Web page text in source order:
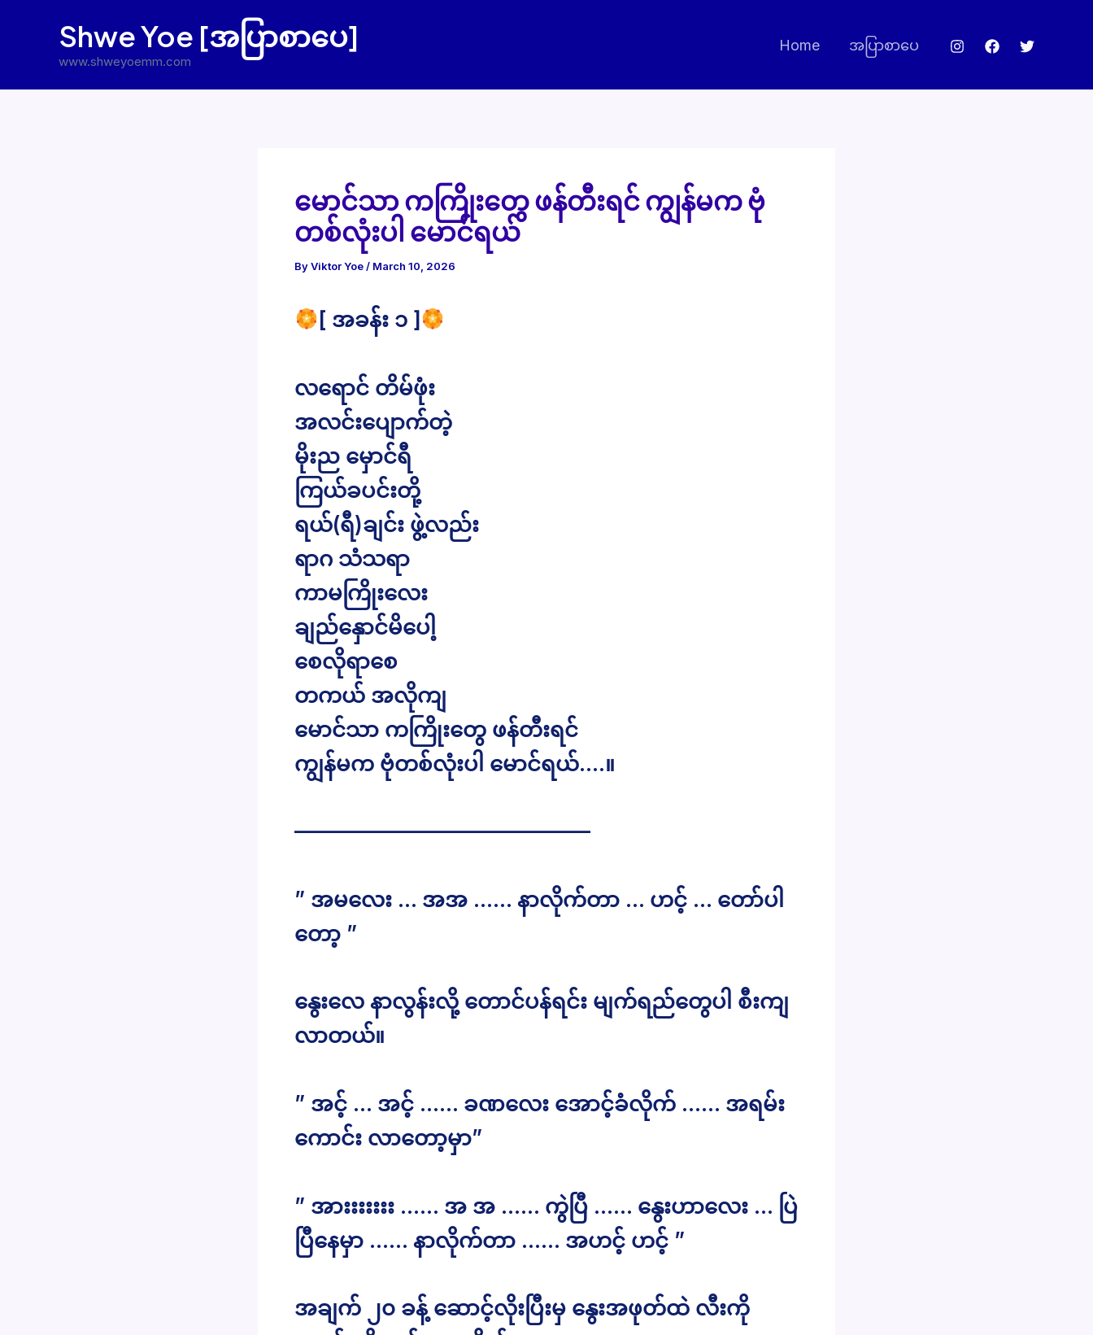
Shwe Yoe [အပြာစာပေ]
www.shweyoemm.com
Home အပြာစာပေ
မောင်သာ ကကြိုးတွေ ဖန်တီးရင် ကျွန်မက ဗုံ
တစ်လုံးပါ မောင်ရယ်
ByViktor Yoe/ March 10, 2026
[ အခန်း ၁ ]
လရောင် တိမ်ဖုံး
အလင်းပျောက်တဲ့
မိုးည မှောင်ရီ
ကြယ်ခပင်းတို့
ရယ်(ရီ)ချင်း ဖွဲ့လည်း
ရာဂ သံသရာ
ကာမကြိုးလေး
ချည်နှောင်မိပေါ့
စေလိုရာစေ
တကယ် အလိုကျ
မောင်သာ ကကြိုးတွေ ဖန်တီးရင်
ကျွန်မက ဗုံတစ်လုံးပါ မောင်ရယ်….။
——————————————
” အမလေး … အအ …… နာလိုက်တာ … ဟင့် … တော်ပါ
တော့ ”
နွေးလေ နာလွန်းလို့ တောင်ပန်ရင်း မျက်ရည်တွေပါ စီးကျ
လာတယ်။
” အင့် … အင့် …… ခဏလေး အောင့်ခံလိုက် …… အရမ်း
ကောင်း လာတော့မှာ”
” အားးးးးးး …… အ အ …… ကွဲပြီ …… နွေးဟာလေး … ပြဲ
ပြီနေမှာ …… နာလိုက်တာ …… အဟင့် ဟင့် ”
အချက် ၂၀ ခန့် ဆောင့်လိုးပြီးမှ နွေးအဖုတ်ထဲ လီးကို